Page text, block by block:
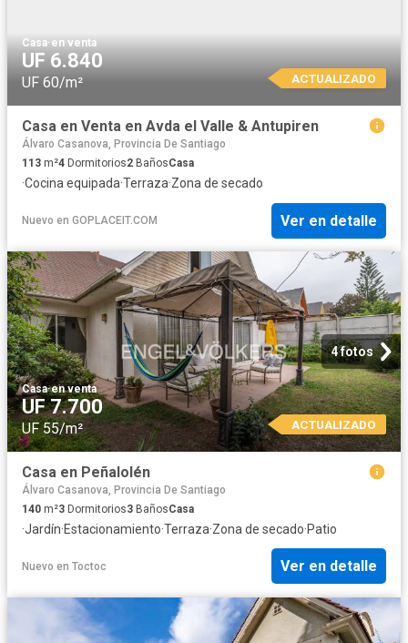
Casa·en venta
UF 6.840
UF 60/m² ACTUALIZADO
Casa en Venta en Avda el Valle & Antupiren
Álvaro Casanova, Provincia De Santiago
113 m²4 Dormitorios2 BañosCasa
·Cocina equipada·Terraza·Zona de secado
Nuevo en GOPLACEIT.COM Ver en detalle
4 fotos
Casa·en venta
UF 7.700
UF 55/m² ACTUALIZADO
Casa en Peñalolén
Álvaro Casanova, Provincia De Santiago
140 m²3 Dormitorios3 BañosCasa
·Jardín·Estacionamiento·Terraza·Zona de secado·Patio
Nuevo en Toctoc Ver en detalle